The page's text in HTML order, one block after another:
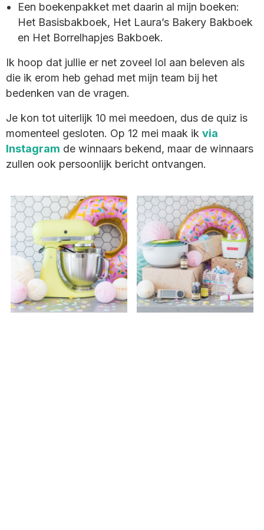
Een boekenpakket met daarin al mijn boeken:
Het Basisbakboek, Het Laura’s Bakery Bakboek
en Het Borrelhapjes Bakboek.
Ik hoop dat jullie er net zoveel lol aan beleven als
die ik erom heb gehad met mijn team bij het
bedenken van de vragen.
Je kon tot uiterlijk 10 mei meedoen, dus de quiz is
momenteel gesloten. Op 12 mei maak ik via
Instagram de winnaars bekend, maar de winnaars
zullen ook persoonlijk bericht ontvangen.